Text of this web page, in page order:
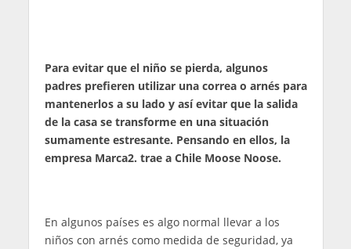
Para evitar que el niño se pierda, algunos
padres prefieren utilizar una correa o arnés para
mantenerlos a su lado y así evitar que la salida
de la casa se transforme en una situación
sumamente estresante. Pensando en ellos, la
empresa Marca2. trae a Chile Moose Noose.
En algunos países es algo normal llevar a los
niños con arnés como medida de seguridad, ya